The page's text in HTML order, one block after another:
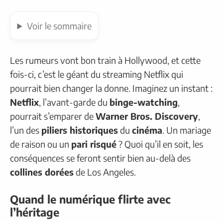
Voir le sommaire
Les rumeurs vont bon train à Hollywood, et cette
fois-ci, c’est le géant du streaming Netflix qui
pourrait bien changer la donne. Imaginez un instant :
Netflix, l’avant-garde du binge-watching,
pourrait s’emparer deWarner Bros. Discovery,
l’un des piliers historiquesdu cinéma. Un mariage
de raison ou un pari risqué? Quoi qu’il en soit, les
conséquences se feront sentir bien au-delà des
collines doréesde Los Angeles.
Quand le numérique flirte avec
l’héritage